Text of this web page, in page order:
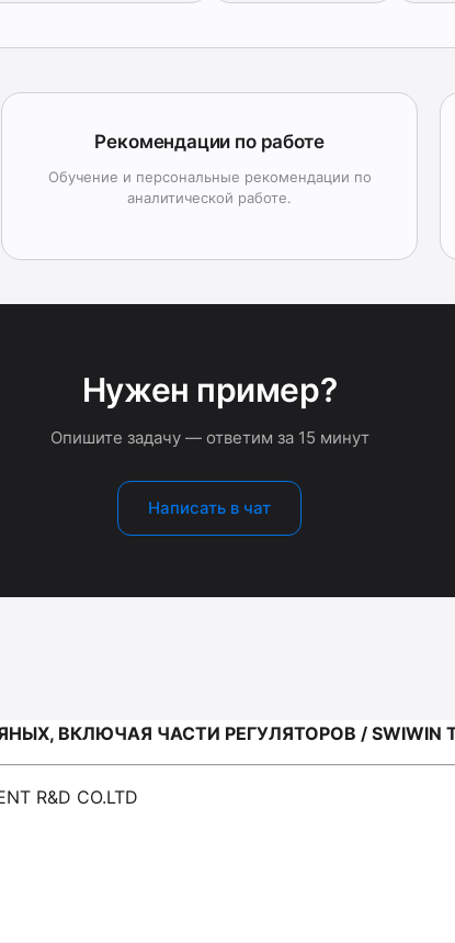
Рекомендации по работе
Обучение и персональные рекомендации по
аналитической работе.
Нужен пример?
Опишите задачу — ответим за 15 минут
Написать в чат
ВКЛЮЧАЯ ЧАСТИ РЕГУЛЯТОРОВ / SWIWIN
R&D CO.LTD